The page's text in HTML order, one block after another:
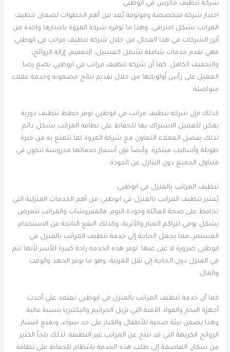
شركة تنظيف ماترس في ابوظبي
اختيار شركة متخصصة وموثوقة يُعد من أهم الخطوات لضمان تنظيف
المراتب بشكل احترافي، وهذا ما توفره شركة المروة باعتبارها واحدة من
أبرز الشركات في هذا المجال من خلال شركة تنظيف مراتب في ابوظبي.
فهي تقدم خدمات شاملة تشمل الغسيل، التعقيم، إزالة الروائح،
والتجفيف الكامل. كما أن شركة تنظيف مراتب في ابوظبي تضع رضا
العميل على رأس أولوياتها من خلال تقديم نتائج مضمونة وخدمة عملاء
متواصلة.
كذلك فإن شركة تنظيف مراتب في ابوظبي توفر خطط تنظيف دورية
يمكن للعميل الاشتراك بها للحفاظ على نظافة المراتب بشكل دائم.
لذلك يفضل العملاء التعاون مع شركة المروة لما تتمتع به من خبرة
طويلة وأساليب مبتكرة. وأيضاً فإن أسعار خدماتها مدروسة لتكون في
متناول الجميع دون التنازل عن الجودة.
تنظيف المراتب بالمنزل في ابوظبي
يُعتبر تنظيف المراتب بالمنزل في ابوظبي من أهم الخدمات المنزلية التي
تحافظ على صحة العائلة وجودة النوم. فالمفروشات والمراتب تتعرض
بشكل يومي لتراكم الغبار والأتربة، وكذلك البقع الناتجة عن الاستخدام
المستمر، مما يجعل الحاجة إلى خدمة تنظيف المراتب بالمنزل في
ابوظبي ضرورة لا غنى عنها. توفر هذه الخدمة راحة كبيرة للأسر لأنها تتم
في المنزل دون الحاجة إلى نقل المرتبة، وهو ما يوفر الجهد والوقت
والمال.
كما أن خدمة تنظيف المراتب بالمنزل في ابوظبي تعتمد على أحدث
أجهزة البخار والمواد الآمنة التي تزيل الجراثيم والبكتيريا بنسبة عالية.
وهذا يضمن بيئة صحية للأطفال والكبار على حد سواء، ويمنع انتشار
الروائح الكريهة التي قد تنتج عن المراتب غير النظيفة. لذلك يلجأ الكثير
من سكان العاصمة إلى طلب هذه الخدمة بانتظام للحفاظ على نظافة